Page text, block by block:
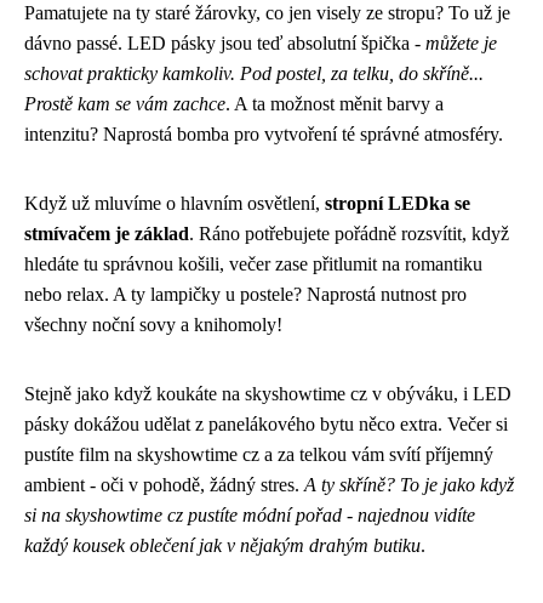
Pamatujete na ty staré žárovky, co jen visely ze stropu? To už je
dávno passé. LED pásky jsou teď absolutní špička - můžete je
schovat prakticky kamkoliv. Pod postel, za telku, do skříně...
Prostě kam se vám zachce. A ta možnost měnit barvy a
intenzitu? Naprostá bomba pro vytvoření té správné atmosféry.
Když už mluvíme o hlavním osvětlení, stropní LEDka se
stmívačem je základ. Ráno potřebujete pořádně rozsvítit, když
hledáte tu správnou košili, večer zase přitlumit na romantiku
nebo relax. A ty lampičky u postele? Naprostá nutnost pro
všechny noční sovy a knihomoly!
Stejně jako když koukáte na skyshowtime cz v obýváku, i LED
pásky dokážou udělat z panelákového bytu něco extra. Večer si
pustíte film na skyshowtime cz a za telkou vám svítí příjemný
ambient - oči v pohodě, žádný stres. A ty skříně? To je jako když
si na skyshowtime cz pustíte módní pořad - najednou vidíte
každý kousek oblečení jak v nějakým drahým butiku.